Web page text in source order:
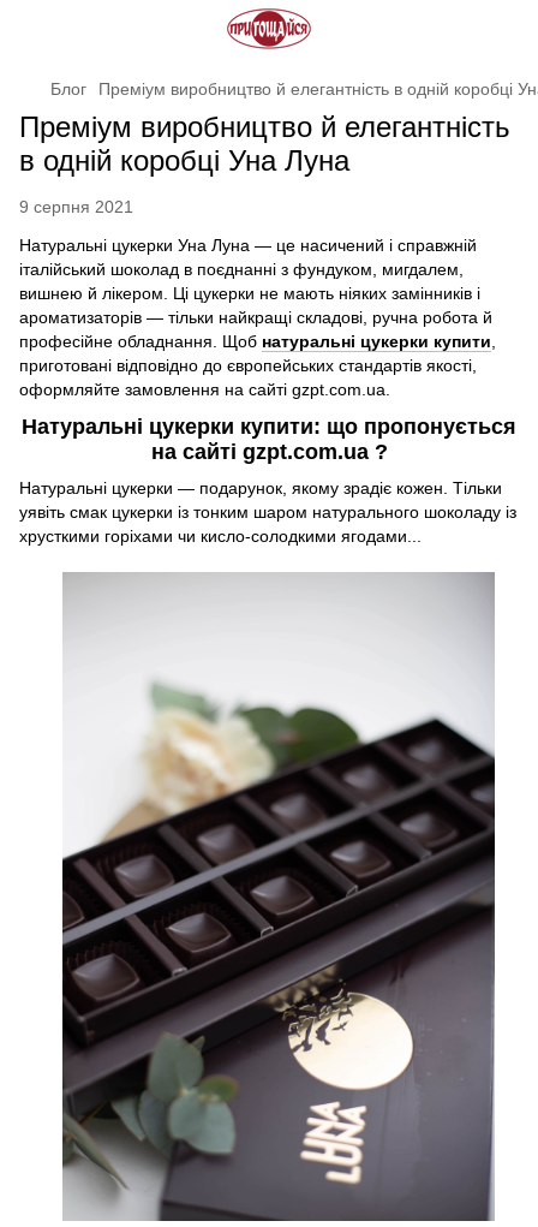
Блог Преміум виробництво й елегантність в одній коробці
Преміум виробництво й елегантність
в одній коробці Уна Луна
9 серпня 2021
Натуральні цукерки Уна Луна — це насичений і справжній
італійський шоколад в поєднанні з фундуком, мигдалем,
вишнею й лікером. Ці цукерки не мають ніяких замінників і
ароматизаторів — тільки найкращі складові, ручна робота й
професійне обладнання. Щоб натуральні цукерки купити
приготовані відповідно до європейських стандартів якості,
оформляйте замовлення на сайті gzpt.com.ua.
Натуральні цукерки купити: що пропонується
на сайті gzpt.com.ua ?
Натуральні цукерки — подарунок, якому зрадіє кожен. Тільки
уявіть смак цукерки із тонким шаром натурального шоколаду із
хрусткими горіхами чи кисло-солодкими ягодами...